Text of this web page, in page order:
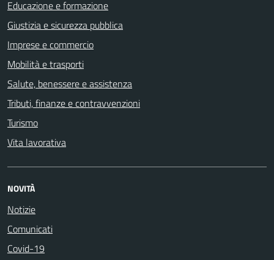
Educazione e formazione
Giustizia e sicurezza pubblica
Imprese e commercio
Mobilità e trasporti
Salute, benessere e assistenza
Tributi, finanze e contravvenzioni
Turismo
Vita lavorativa
NOVITÀ
Notizie
Comunicati
Covid-19